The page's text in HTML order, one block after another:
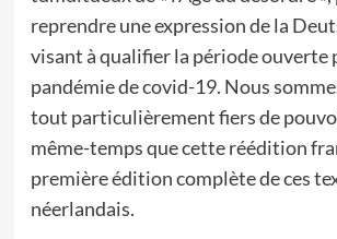
reprendre une expression de la
visant à qualifier la période ouverte
pandémie de covid-19. Nous
tout particulièrement fiers de
même-temps que cette réédition
première édition complète de ces
néerlandais.